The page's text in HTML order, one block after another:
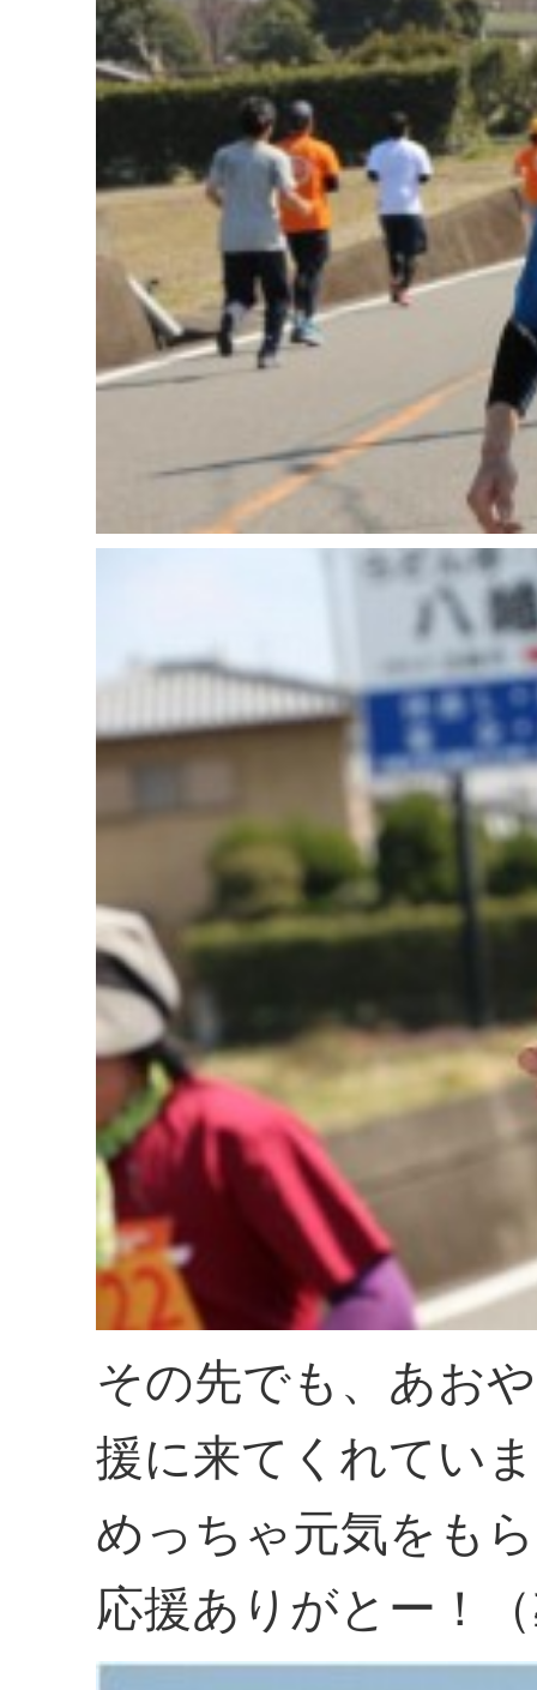
その先でも、あお
援に来てくれてい
めっちゃ元気をも
応援ありがとー！